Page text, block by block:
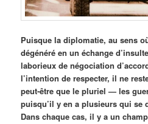
Puisque la diplomatie, au sens
dégénéré en un échange
laborieux de négociation
l’intention de respecter, il ne
peut-être que le pluriel — les
puisqu’il y en a plusieurs qui se
Dans chaque cas, il y a un